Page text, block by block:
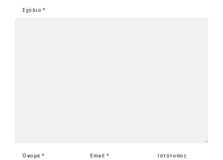
Σχόλιο*
Όνομα * Email * Ιστότοπος